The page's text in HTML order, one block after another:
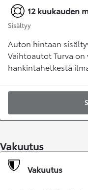
12 kuukauden
Sisältyy
Auton hintaan
Vaihtoautot Turva on
hankintahetkestä
Vakuutus
Vakuutus